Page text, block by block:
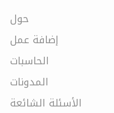
حول
إضافة عمل
الحاسبات
المدونات
الأسئلة الشائعة